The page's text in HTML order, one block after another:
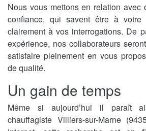
Nous vous mettons en relation avec
confiance, qui savent être à votre
clairement à vos interrogations. De
expérience, nos collaborateurs
satisfaire pleinement en vous
de qualité.
Un gain de temps
Même si aujourd’hui il paraît
chauffagiste Villiers-sur-Marne